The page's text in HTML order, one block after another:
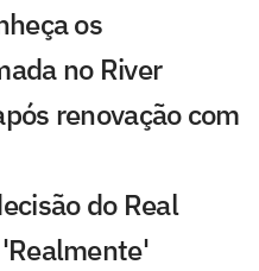
os
no River
renovação com
do Real